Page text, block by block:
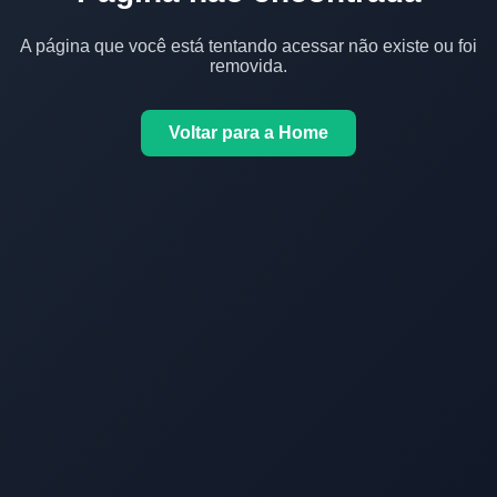
A página que você está tentando acessar não existe ou foi
removida.
Voltar para a Home